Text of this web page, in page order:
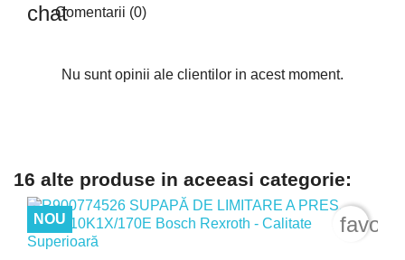
Comentarii (0)
Nu sunt opinii ale clientilor in acest moment.
16 alte produse in aceeasi categorie:
NOU